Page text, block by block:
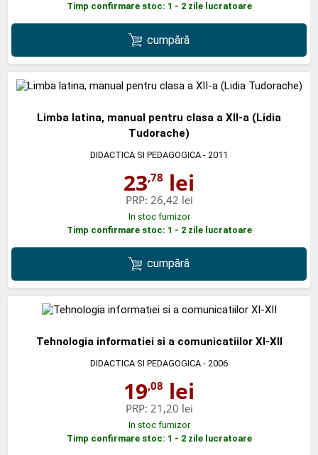
Timp confirmare stoc: 1 - 2 zile lucratoare
cumpără
Limba latina, manual pentru clasa a XII-a (Lidia
Tudorache)
DIDACTICA SI PEDAGOGICA - 2011
23,78 lei
PRP: 26,42 lei
In stoc furnizor
Timp confirmare stoc: 1 - 2 zile lucratoare
cumpără
Tehnologia informatiei si a comunicatiilor XI-XII
DIDACTICA SI PEDAGOGICA - 2006
19,08 lei
PRP: 21,20 lei
In stoc furnizor
Timp confirmare stoc: 1 - 2 zile lucratoare